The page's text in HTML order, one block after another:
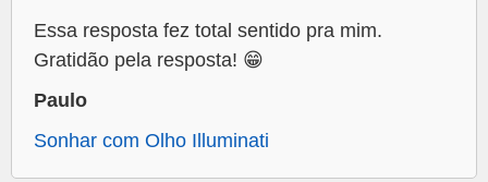
Essa resposta fez total sentido pra mim.
Gratidão pela resposta! 😁
Paulo
Sonhar com Olho Illuminati